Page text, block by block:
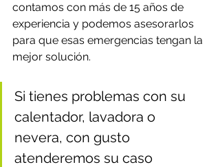
contamos con más de 15 años de
experiencia y podemos asesorarlos
para que esas emergencias tengan la
mejor solución.
Si tienes problemas con su
calentador, lavadora o
nevera, con gusto
atenderemos su caso